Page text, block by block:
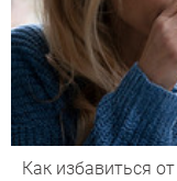
Как избавиться